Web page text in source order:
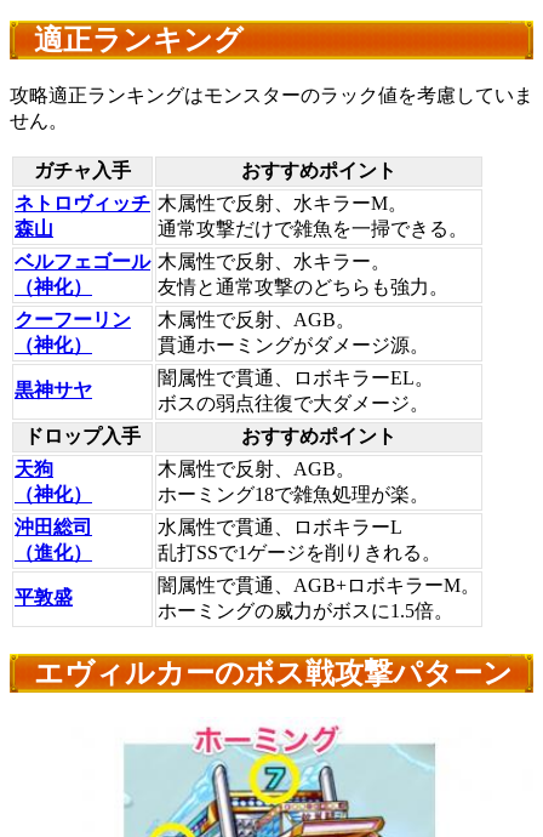
適正ランキング
攻略適正ランキングはモンスターのラック値を考慮していま
せん。
ガチャ入手
おすすめポイント
ネトロヴィッチ
森山
木属性で反射、水キラーM。
通常攻撃だけで雑魚を一掃できる。
ベルフェゴール
（神化）
木属性で反射、水キラー。
友情と通常攻撃のどちらも強力。
クーフーリン
（神化）
木属性で反射、AGB。
貫通ホーミングがダメージ源。
黒神サヤ
闇属性で貫通、ロボキラーEL。
ボスの弱点往復で大ダメージ。
ドロップ入手
おすすめポイント
天狗
（神化）
木属性で反射、AGB。
ホーミング18で雑魚処理が楽。
沖田総司
（進化）
水属性で貫通、ロボキラーL
乱打SSで1ゲージを削りきれる。
平敦盛
闇属性で貫通、AGB+ロボキラーM。
ホーミングの威力がボスに1.5倍。
エヴィルカーのボス戦攻撃パターン